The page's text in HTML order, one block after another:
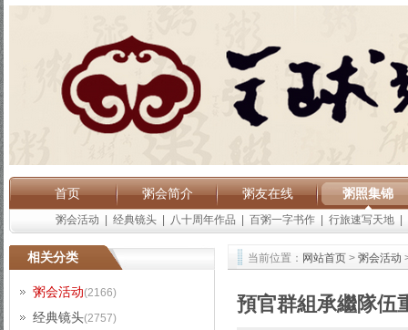
首页 粥会简介 粥友在线 粥照集锦
粥会活动 经典镜头 八十周年作品 百粥一字书作 行旅速写天地
相关分类
粥会活动(2166)
经典镜头(2757)
当前位置： 网站首页 > 粥会活动
預官群組承繼隊伍